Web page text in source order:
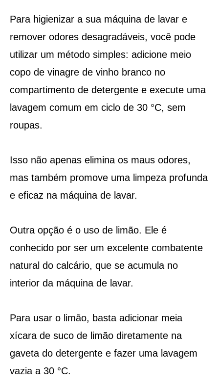
Para higienizar a sua máquina de lavar e
remover odores desagradáveis, você pode
utilizar um método simples: adicione meio
copo de vinagre de vinho branco no
compartimento de detergente e execute uma
lavagem comum em ciclo de 30 °C, sem
roupas.
Isso não apenas elimina os maus odores,
mas também promove uma limpeza profunda
e eficaz na máquina de lavar.
Outra opção é o uso de limão. Ele é
conhecido por ser um excelente combatente
natural do calcário, que se acumula no
interior da máquina de lavar.
Para usar o limão, basta adicionar meia
xícara de suco de limão diretamente na
gaveta do detergente e fazer uma lavagem
vazia a 30 °C.